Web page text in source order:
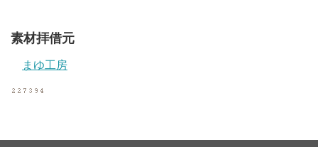
素材拝借元
まゆ工房